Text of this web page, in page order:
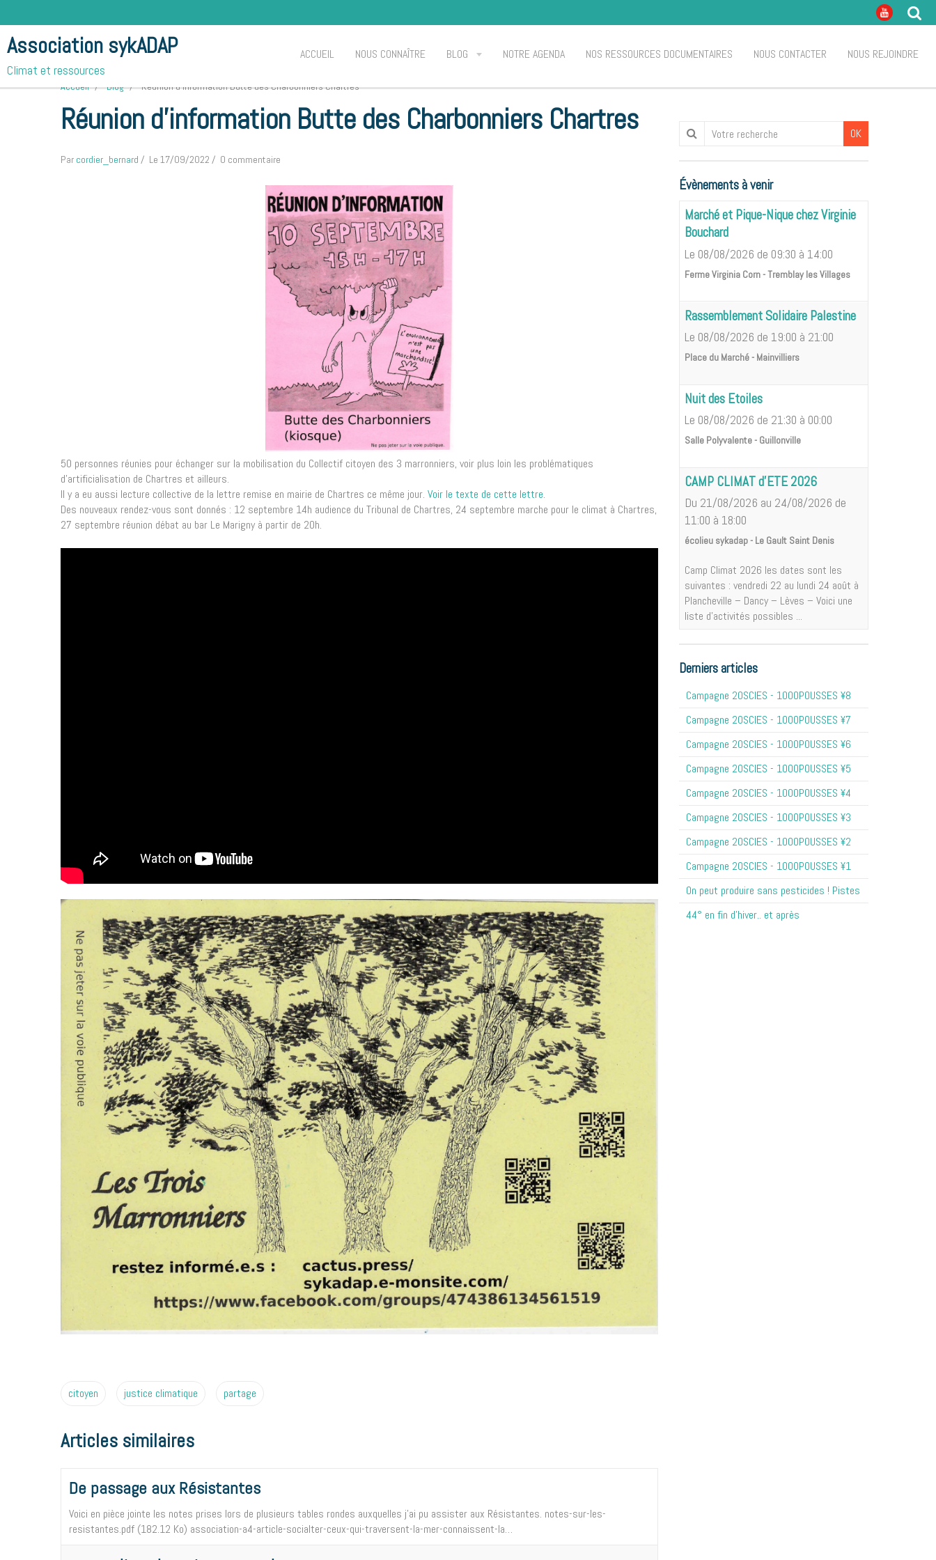
Association sykADAP
Climat et ressources
ACCUEIL NOUS CONNAÎTRE BLOG NOTRE AGENDA NOS RESSOURCES DOCUMENTAIRES NOUS CONTACTER NOUS REJOINDRE
Accueil Blog Réunion d'information Butte des Charbonniers Chartres
Réunion d'information Butte des Charbonniers Chartres
Par cordier_bernard Le 17/09/2022 0 commentaire
50 personnes réunies pour échanger sur la mobilisation du Collectif citoyen des 3 marronniers, voir plus loin les problématiques
d'artificialisation de Chartres et ailleurs.
Il y a eu aussi lecture collective de la lettre remise en mairie de Chartres ce même jour. Voir le texte de cette lettre.
Des nouveaux rendez-vous sont donnés : 12 septembre 14h audience du Tribunal de Chartres, 24 septembre marche pour le climat à Chartres,
27 septembre réunion débat au bar Le Marigny à partir de 20h.
citoyen justice climatique partage
Articles similaires
De passage aux Résistantes
Voici en pièce jointe les notes prises lors de plusieurs tables rondes auxquelles j'ai pu assister aux Résistantes. notes-sur-les-
resistantes.pdf (182.12 Ko) association-a4-article-socialter-ceux-qui-traversent-la-mer-connaissent-la…
OK
Évènements à venir
Marché et Pique-Nique chez Virginie
Bouchard
Le 08/08/2026 de 09:30 à 14:00
Ferme Virginia Corn - Tremblay les Villages
Rassemblement Solidaire Palestine
Le 08/08/2026 de 19:00 à 21:00
Place du Marché - Mainvilliers
Nuit des Etoiles
Le 08/08/2026 de 21:30 à 00:00
Salle Polyvalente - Guillonville
CAMP CLIMAT d'ETE 2026
Du 21/08/2026 au 24/08/2026 de
11:00 à 18:00
écolieu sykadap - Le Gault Saint Denis
Camp Climat 2026 les dates sont les
suivantes : vendredi 22 au lundi 24 août à
Plancheville – Dancy – Lèves – Voici une
liste d'activités possibles ...
Derniers articles
Campagne 20SCIES - 1OOOPOUSSES ¥8
Campagne 20SCIES - 1OOOPOUSSES ¥7
Campagne 20SCIES - 1OOOPOUSSES ¥6
Campagne 20SCIES - 1OOOPOUSSES ¥5
Campagne 20SCIES - 1OOOPOUSSES ¥4
Campagne 20SCIES - 1OOOPOUSSES ¥3
Campagne 20SCIES - 1OOOPOUSSES ¥2
Campagne 20SCIES - 1OOOPOUSSES ¥1
On peut produire sans pesticides ! Pistes
44° en fin d'hiver.. et après